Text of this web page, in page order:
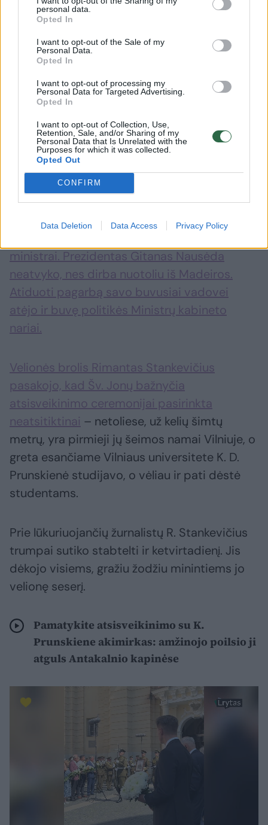
personal data.
Opted In
I want to opt-out of the Sale of my
Personal Data.
Opted In
I want to opt-out of processing my
Personal Data for Targeted Advertising.
Opted In
I want to opt-out of Collection, Use,
Retention, Sale, and/or Sharing of my
Personal Data that Is Unrelated with the
Purposes for which it was collected.
Opted Out
CONFIRM
Data Deletion Data Access Privacy Policy
Daugiau nuotraukų (156)
K. D. Prunskienei surengtos valstybinės
laidotuvės. Su velione atsisveikinti buvo
galima Vilniaus Šv. Jonų bažnyčioje.Jos
šermenyse trečiadienį pasirodė ir šalies
ministrai. Prezidentas Gitanas Nausėda
neatvyko, nes dirba nuotoliu iš Madeiros.
Atiduoti pagarbą savo buvusiai vadovei
atėjo ir buvę politikės Ministrų kabineto
nariai.
Velionės brolis Rimantas Stankevičius
pasakojo, kad Šv. Jonų bažnyčia
atsisveikinimo ceremonijai pasirinkta
neatsitiktinai – netoliese, už kelių šimtų
metrų, yra pirmieji jų šeimos namai Vilniuje, o
greta esančiame Vilniaus universitete K. D.
Prunskienė studijavo, o vėliau ir pati dėstė
studentams.
Prie lūkuriuojančių žurnalistų R. Stankevičius
trumpai sutiko stabtelti ir ketvirtadienį. Jis
dėkojo visiems, gražiu žodžiu minintiems jo
velionę seserį.
Pamatykite atsisveikinimo su K.
Prunskiene akimirkas: amžinojo poilsio ji
atguls Antakalnio kapinėse